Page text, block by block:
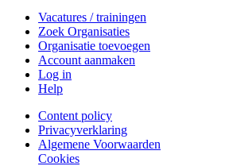
Vacatures / trainingen
Zoek Organisaties
Organisatie toevoegen
Account aanmaken
Log in
Help
Content policy
Privacyverklaring
Algemene Voorwaarden
Cookies